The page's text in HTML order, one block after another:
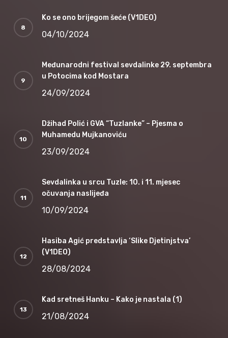
Ko se ono brijegom šeće (V1DEO)
04/10/2024
Međunarodni festival sevdalinke 29. septembra
u Potocima kod Mostara
24/09/2024
Džihad Polić i GVA “Tuzlanke” – Pjesma o
Muhamedu Mujkanoviću
23/09/2024
Sevdalinka u srcu Tuzle: 10. i 11. mjesec
očuvanja naslijeđa
10/09/2024
Hasiba Agić predstavlja ‘Slike Djetinjstva’
(V1DEO)
28/08/2024
Kad sretneš Hanku – Kako je nastala (1)
21/08/2024